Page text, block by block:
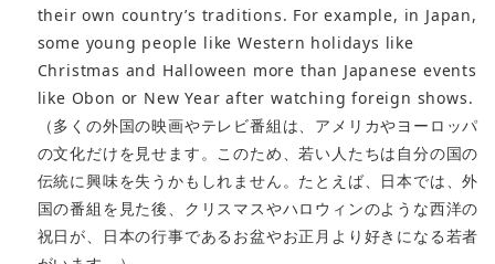
their own country’s traditions. For example, in Japan,
some young people like Western holidays like
Christmas and Halloween more than Japanese events
like Obon or New Year after watching foreign shows.
（多くの外国の映画やテレビ番組は、アメリカやヨーロッパ
の文化だけを見せます。このため、若い人たちは自分の国の
伝統に興味を失うかもしれません。たとえば、日本では、外
国の番組を見た後、クリスマスやハロウィンのような西洋の
祝日が、日本の行事であるお盆やお正月より好きになる若者